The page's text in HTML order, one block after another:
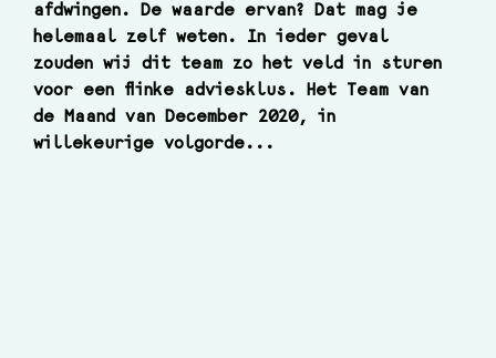
afdwingen. De waarde ervan? Dat mag je
helemaal zelf weten. In ieder geval
zouden wij dit team zo het veld in sturen
voor een flinke adviesklus. Het Team van
de Maand van December 2020, in
willekeurige volgorde...